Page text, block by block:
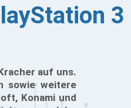
3
auf uns.
sowie weitere
Konami und